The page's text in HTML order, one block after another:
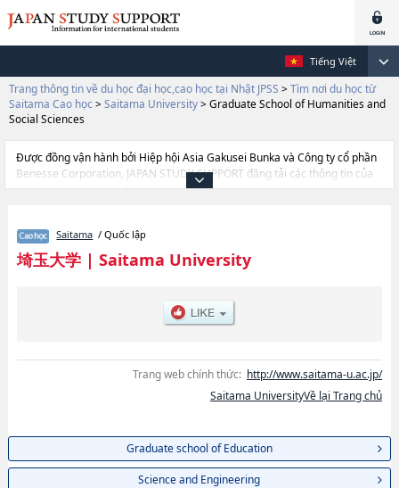
Tiếng Việt
Trang thông tin về du học đại học,cao học tại Nhật JPSS > Tìm nơi du học từ
Saitama Cao học > Saitama University> Graduate School of Humanities and
Social Sciences
Được đồng vận hành bởi Hiệp hội Asia Gakusei Bunka và Công ty cổ phần
Benesse Corporation, JAPAN STUDY SUPPORT đăng tải các thông tin của
khoảng 1.300 trường đại học, cao học, trường đại học ngắn hạn, trường
cần thiết dành cho du học sinh, như là về các Graduate school of
EducationhoặcScience and EngineeringhoặcGraduate School of
Humanities and Social Sciences, thông tin về từng khoa nghiên cứu, thông
cở sở trang thiết bị, hướng dẫn địa điểm v.v...
Saitama / Quốc lập
埼玉大学| Saitama University
Trang web chính thức: http://www.saitama-u.ac.jp/
Saitama UniversityVề lại Trang chủ
Graduate school of Education
Science and Engineering